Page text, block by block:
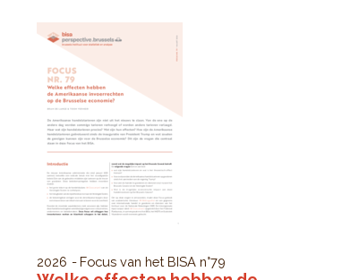
2026 Focus van het BISAn°79